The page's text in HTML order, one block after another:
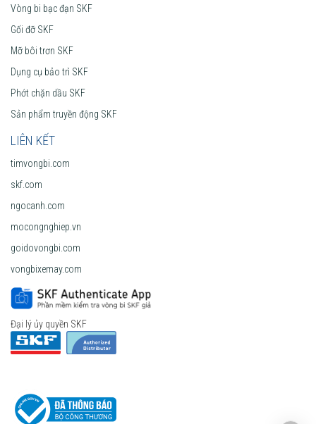
Vòng bi bạc đạn SKF
Gối đỡ SKF
Mỡ bôi trơn SKF
Dụng cụ bảo trì SKF
Phớt chặn dầu SKF
Sản phẩm truyền động SKF
LIÊN KẾT
timvongbi.com
skf.com
ngocanh.com
mocongnghiep.vn
goidovongbi.com
vongbixemay.com
Đại lý ủy quyền SKF